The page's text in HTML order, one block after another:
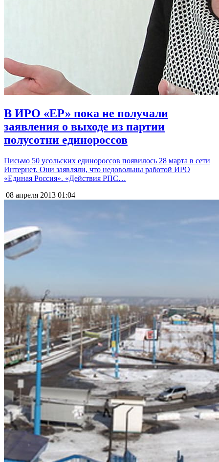
В ИРО «ЕР» пока не получали
заявления о выходе из партии
полусотни единороссов
Письмо 50 усольских единороссов появилось 28 марта в сети
Интернет. Они заявляли, что недовольны работой ИРО
«Единая Россия». «Действия РПС…
08 апреля 2013 01:04